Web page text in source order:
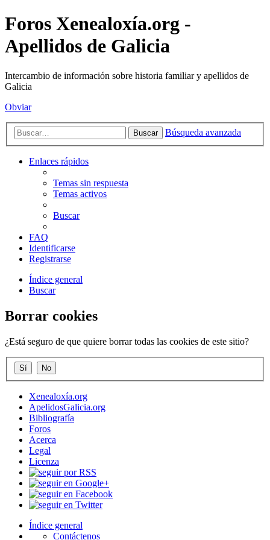
Foros Xenealoxía.org -
Apellidos de Galicia
Intercambio de información sobre historia familiar y apellidos de
Galicia
Obviar
Buscar Búsqueda avanzada
Enlaces rápidos
Temas sin respuesta
Temas activos
Buscar
FAQ
Identificarse
Registrarse
Índice general
Buscar
Borrar cookies
¿Está seguro de que quiere borrar todas las cookies de este sitio?
Xenealoxía.org
ApelidosGalicia.org
Bibliografía
Foros
Acerca
Legal
Licenza
Índice general
Contáctenos